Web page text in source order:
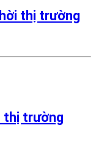
thị trường
thị trường